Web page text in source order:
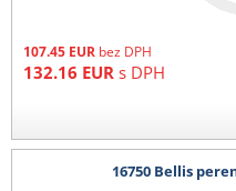
107.45 EUR bez DPH
132.16 EUR s DPH
16750 Bellis